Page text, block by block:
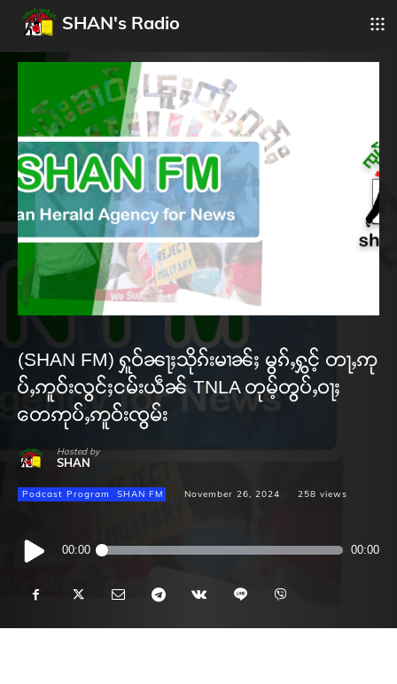
SHAN's Radio
(SHAN FM) ႁူဝ်ၼႃႈသိုၵ်းမၢၼ်ႈ မွၵ်ႇႁွင့် တႃႇဢု
ပ်ႇဢူဝ်းလွင်ႈငမ်းယဵၼ် TNLA တုမ့်တွပ်ႇဝႃႈ
တေဢုပ်ႇဢူဝ်းၸွမ်း
Hosted by
SHAN
Podcast Program SHAN FM November 26, 2024 258 views
Audio
Player
00:00 00:00